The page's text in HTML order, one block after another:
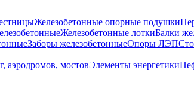
Железобетонные опорные подушки
Железобетонные лоткиБалки
Заборы железобетонныеОпоры ЛЭП
аэродромов, мостовЭлементы энергетики